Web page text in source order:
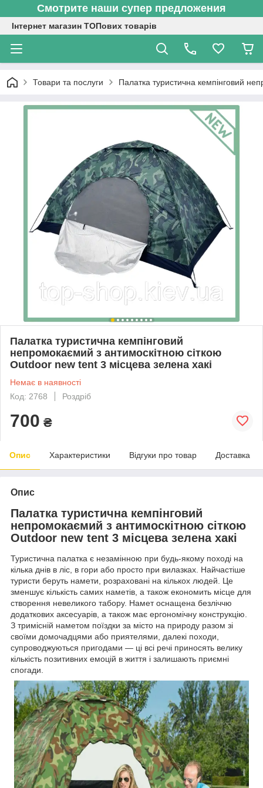
Смотрите наши супер предложения
Інтернет магазин ТОПових товарів
Товари та послуги Палатка туристична кемпінговий
Палатка туристична кемпінговий
непромокаємий з антимоскітною сіткою
Outdoor new tent 3 місцева зелена хакі
Немає в наявності
Код: 2768
Роздріб
700 ₴
Опис Характеристики Відгуки про товар Доставка
Опис
Палатка туристична кемпінговий
непромокаємий з антимоскітною сіткою
Outdoor new tent 3 місцева зелена хакі
Туристична палатка є незамінною при будь-якому поході на
кілька днів в ліс, в гори або просто при вилазках. Найчастіше
туристи беруть намети, розраховані на кількох людей. Це
зменшує кількість самих наметів, а також економить місце для
створення невеликого табору. Намет оснащена безліччю
додаткових аксесуарів, а також має ергономічну конструкцію.
З тримісній наметом поїздки за місто на природу разом зі
своїми домочадцями або приятелями, далекі походи,
супроводжуються пригодами — ці всі речі приносять велику
кількість позитивних емоцій в життя і залишають приємні
спогади.